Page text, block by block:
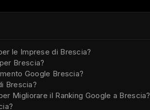
le Imprese di Brescia?
Brescia?
Google Brescia?
Brescia?
Migliorare il Ranking Google a Brescia?